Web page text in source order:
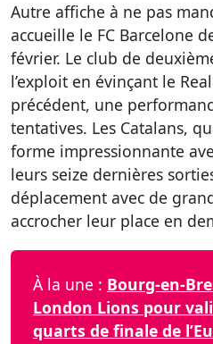
Autre affiche à ne pas
accueille le FC Barcelone
février. Le club de
l’exploit en évinçant le
précédent, une
tentatives. Les Catalans,
forme impressionnante
leurs seize dernières
déplacement avec de
accrocher leur place en
À la une : Bourg-en-
London Lions pour
quarts de finale de